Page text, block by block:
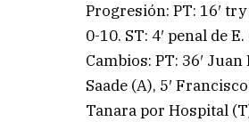
Progresión: PT: 16′
0-10. ST: 4′ penal de
Cambios: PT: 36′
Saade (A), 5′
Tanara por Hospital